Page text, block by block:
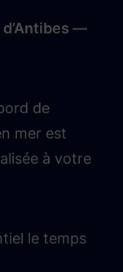
—
de
mer est
à votre
le temps